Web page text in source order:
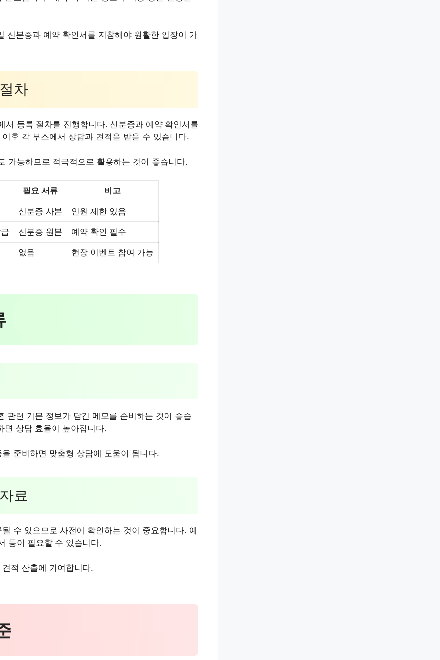
신분증과 예약 확인서를 지참해야 원활한 입장이 가
차
서 등록 절차를 진행합니다. 신분증과 예약 확인서를
후 각 부스에서 상담과 견적을 받을 수 있습니다.
가능하므로 적극적으로 활용하는 것이 좋습니다.
필요 서류 비고
신분증 사본 인원 제한 있음
신분증 원본 예약 확인 필수
없음 현장 이벤트 참여 가능
관련 기본 정보가 담긴 메모를 준비하는 것이 좋습
면 상담 효율이 높아집니다.
준비하면 맞춤형 상담에 도움이 됩니다.
료
수 있으므로 사전에 확인하는 것이 중요합니다. 예
등이 필요할 수 있습니다.
적 산출에 기여합니다.